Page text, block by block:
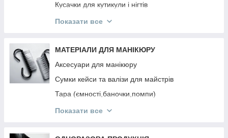
Кусачки для кутикули і нігтів
Манікюрні набори
Інструмент OSTRO
Показати все
МАТЕРІАЛИ ДЛЯ МАНІКЮРУ
Аксесуари для манікюру
Сумки кейси та валізи для майстрів
Тара (ємності,баночки,помпи)
Підлокітники
Показати все